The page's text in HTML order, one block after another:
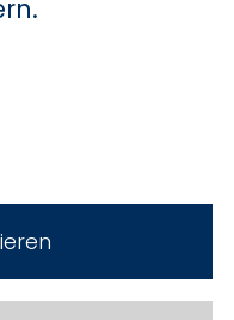
die wir 1 zu 1